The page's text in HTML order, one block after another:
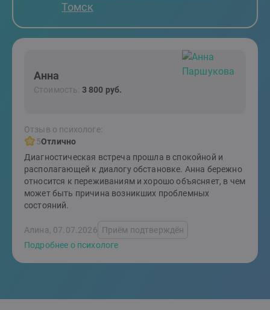
Томск
Анна
Стоимость: 3 800 руб.
Отзыв о психологе:
5Отлично
Диагностическая встреча прошла в спокойной и
располагающей к диалогу обстановке. Анна бережно
относится к переживаниям и хорошо объясняет, в чем
может быть причина возникших проблемных
состояний.
Алина, 07.07.2026 Приём подтверждён
Подробнее о психологе